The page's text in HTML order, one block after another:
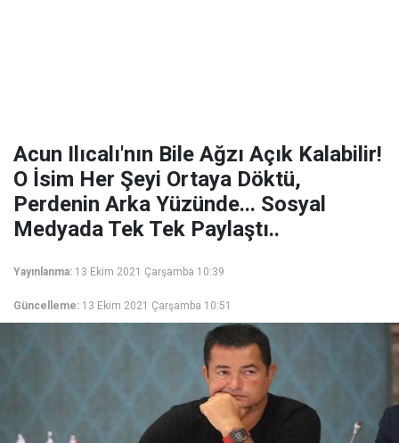
Acun Ilıcalı'nın Bile Ağzı Açık Kalabilir!
O İsim Her Şeyi Ortaya Döktü,
Perdenin Arka Yüzünde... Sosyal
Medyada Tek Tek Paylaştı..
Yayınlanma: 13 Ekim 2021 Çarşamba 10:39
Güncelleme: 13 Ekim 2021 Çarşamba 10:51